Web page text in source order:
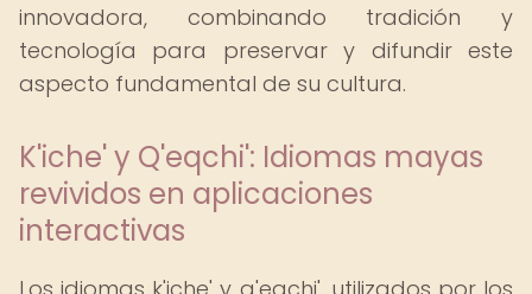
innovadora, combinando tradición y
tecnología para preservar y difundir este
aspecto fundamental de su cultura.
K'iche' y Q'eqchi': Idiomas mayas
revividos en aplicaciones
interactivas